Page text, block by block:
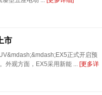
市
正式开启预
外观方面，EX5采用新能 ... [更多详